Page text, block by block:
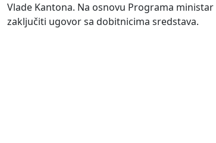
Vlade Kantona. Na osnovu Programa
zaključiti ugovor sa dobitnicima sredstava.